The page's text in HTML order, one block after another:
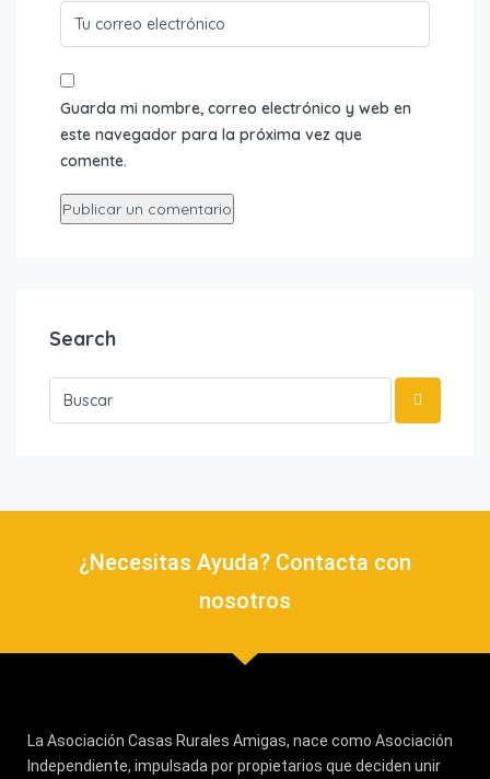
Guarda mi nombre, correo electrónico y web en
este navegador para la próxima vez que
comente.
Search
¿Necesitas Ayuda? Contacta con
nosotros
La Asociación Casas Rurales Amigas, nace como Asociación
Independiente, impulsada por propietarios que deciden unir